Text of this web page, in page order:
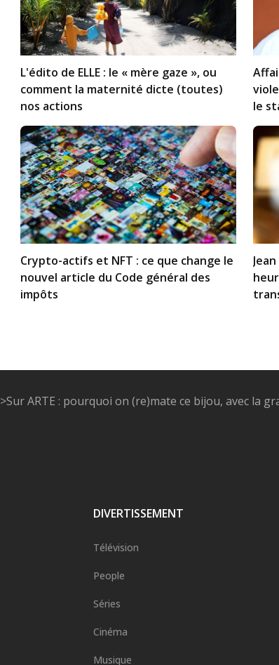
L'édito de ELLE : le « mère gaze », ou
comment la maternité dicte (toutes)
nos actions
le
Crypto-actifs et NFT : ce que change le
nouvel article du Code général des
impôts
>Sur ARTE : pourquoi on (re)mate ce bijou, avec la
DIVERTISSEMENT
Télévision
People
Séries
Cinéma
Musique